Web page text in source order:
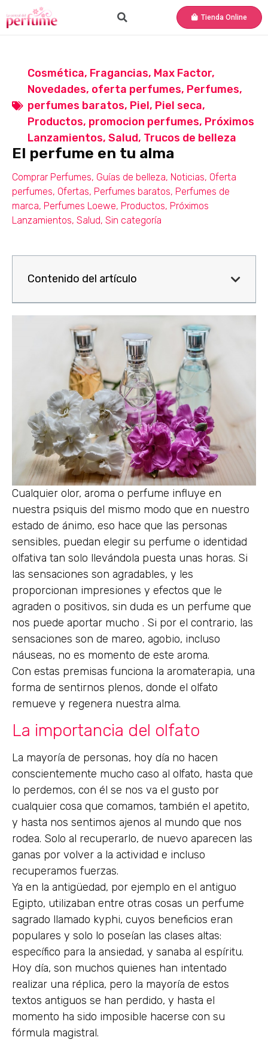
Tienda Online
Cosmética, Fragancias, Max Factor,
Novedades, oferta perfumes, Perfumes,
perfumes baratos, Piel, Piel seca,
Productos, promocion perfumes, Próximos
Lanzamientos, Salud, Trucos de belleza
El perfume en tu alma
Comprar Perfumes, Guías de belleza, Noticias, Oferta
perfumes, Ofertas, Perfumes baratos, Perfumes de
marca, Perfumes Loewe, Productos, Próximos
Lanzamientos, Salud, Sin categoría
Contenido del artículo
Cualquier olor, aroma o perfume influye en
nuestra psiquis del mismo modo que en nuestro
estado de ánimo, eso hace que las personas
sensibles, puedan elegir su perfume o identidad
olfativa tan solo llevándola puesta unas horas. Si
las sensaciones son agradables, y les
proporcionan impresiones y efectos que le
agraden o positivos, sin duda es un perfume que
nos puede aportar mucho . Si por el contrario, las
sensaciones son de mareo, agobio, incluso
náuseas, no es momento de este aroma.
Con estas premisas funciona la aromaterapia, una
forma de sentirnos plenos, donde el olfato
remueve y regenera nuestra alma.
La importancia del olfato
La mayoría de personas, hoy día no hacen
conscientemente mucho caso al olfato, hasta que
lo perdemos, con él se nos va el gusto por
cualquier cosa que comamos, también el apetito,
y hasta nos sentimos ajenos al mundo que nos
rodea. Solo al recuperarlo, de nuevo aparecen las
ganas por volver a la actividad e incluso
recuperamos fuerzas.
Ya en la antigüedad, por ejemplo en el antiguo
Egipto, utilizaban entre otras cosas un perfume
sagrado llamado kyphi, cuyos beneficios eran
populares y solo lo poseían las clases altas:
específico para la ansiedad, y sanaba al espíritu.
Hoy día, son muchos quienes han intentado
realizar una réplica, pero la mayoría de estos
textos antiguos se han perdido, y hasta el
momento ha sido imposible hacerse con su
fórmula magistral.